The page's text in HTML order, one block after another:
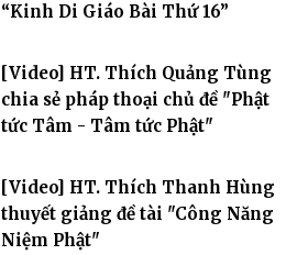
“Kinh Di Giáo Bài Thứ 16”
[Video] HT. Thích Quảng Tùng
chia sẻ pháp thoại chủ đề "Phật
tức Tâm - Tâm tức Phật"
[Video] HT. Thích Thanh Hùng
thuyết giảng đề tài "Công Năng
Niệm Phật"